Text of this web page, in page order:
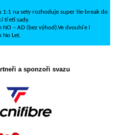
1:1 na sety rozhoduje super tie-break do
třetí sady.
NO – AD (bez výhod).Ve dvouhře i
No Let.
a sponzoři svazu